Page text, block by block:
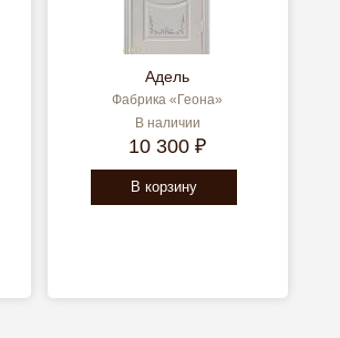
Адель
Фабрика «Геона»
В наличии
10 300 ₽
В корзину